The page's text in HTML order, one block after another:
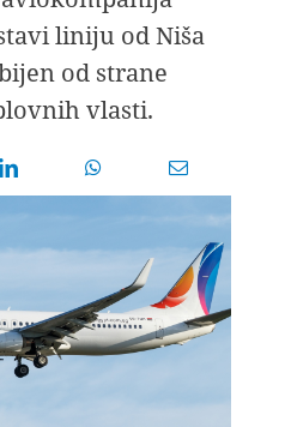
liniju od Niša
od strane
vlasti.